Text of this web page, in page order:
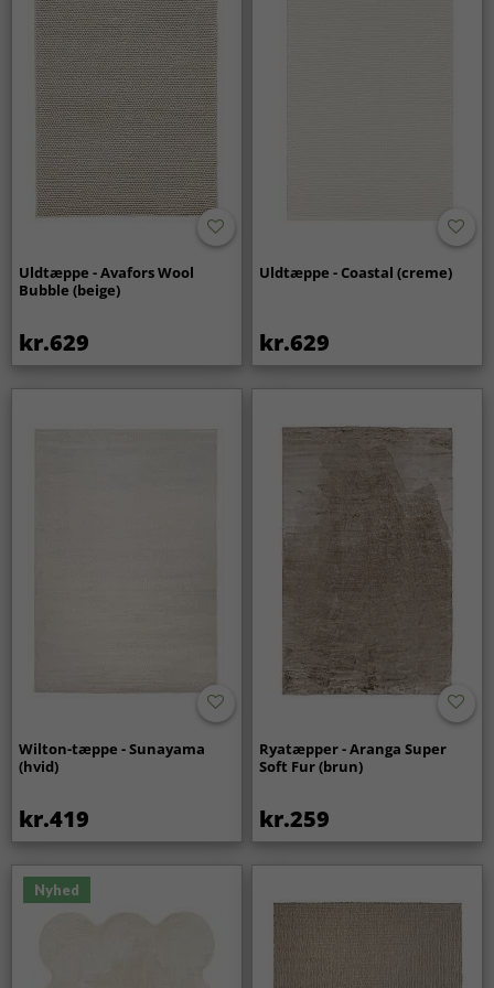
Uldtæppe - Avafors Wool
Bubble (beige)
kr.629
Uldtæppe - Coastal (creme)
kr.629
Wilton-tæppe - Sunayama
(hvid)
kr.419
Ryatæpper - Aranga Super
Soft Fur (brun)
kr.259
Nyhed